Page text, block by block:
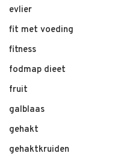
evlier
fit met voeding
fitness
fodmap dieet
fruit
galblaas
gehakt
gehaktkruiden